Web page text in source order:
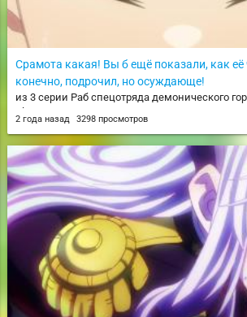
Срамота какая! Вы б ещё показали, как
конечно, подрочил, но осуждающе!
из 3 серии Раб спецотряда демонического
Slave
2 года назад 3298 просмотров